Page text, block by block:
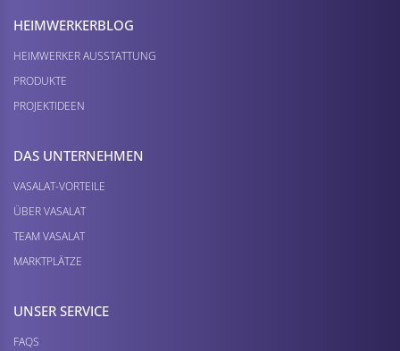
HEIMWERKER­BLOG
HEIMWERKER AUSSTATTUNG
PRODUKTE
PROJEKTIDEEN
DAS UNTERNEHMEN
VASALAT-VORTEILE
ÜBER VASALAT
TEAM VASALAT
MARKTPLÄTZE
UNSER SERVICE
FAQS